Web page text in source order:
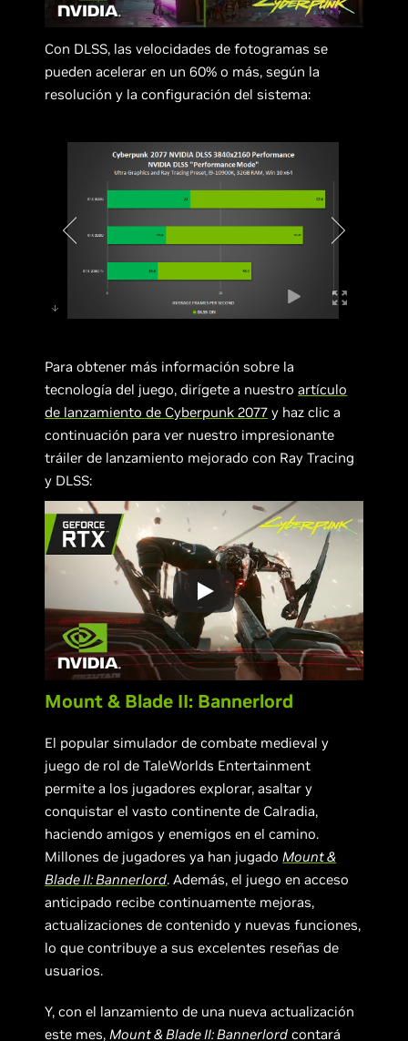
Con DLSS, las velocidades de fotogramas se
pueden acelerar en un 60% o más, según la
resolución y la configuración del sistema:
Para obtener más información sobre la
tecnología del juego, dirígete a nuestroartículo
de lanzamiento de Cyberpunk 2077 y haz clic a
continuación para ver nuestro impresionante
tráiler de lanzamiento mejorado con Ray Tracing
y DLSS:
Mount & Blade II: Bannerlord
El popular simulador de combate medieval y
juego de rol de TaleWorlds Entertainment
permite a los jugadores explorar, asaltar y
conquistar el vasto continente de Calradia,
haciendo amigos y enemigos en el camino.
Millones de jugadores ya han jugadoMount &
Blade II: Bannerlord. Además, el juego en acceso
anticipado recibe continuamente mejoras,
actualizaciones de contenido y nuevas funciones,
lo que contribuye a sus excelentes reseñas de
usuarios.
Y, con el lanzamiento de una nueva actualización
este mes,Mount & Blade II: Bannerlord contará